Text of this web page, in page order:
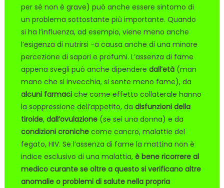
per sé non è grave) può anche essere sintomo di
un problema sottostante più importante. Quando
si ha l’influenza, ad esempio, viene meno anche
l’esigenza di nutrirsi -a causa anche di una minore
percezione di sapori e profumi. L’assenza di fame
appena svegli può anche dipenderedall’età (man
mano che si invecchia, si sente meno fame), da
alcuni farmaci che come effetto collaterale hanno
la soppressione dell’appetito, dadisfunzioni della
tiroide,dall’ovulazione (se sei una donna) e da
condizioni cronichecome cancro, malattie del
fegato, HIV. Se l’assenza di fame la mattina non è
indice esclusivo di una malattia,è bene ricorrere al
medico curante se oltre a questo si verificano altre
anomalie o problemi di salute nella propria